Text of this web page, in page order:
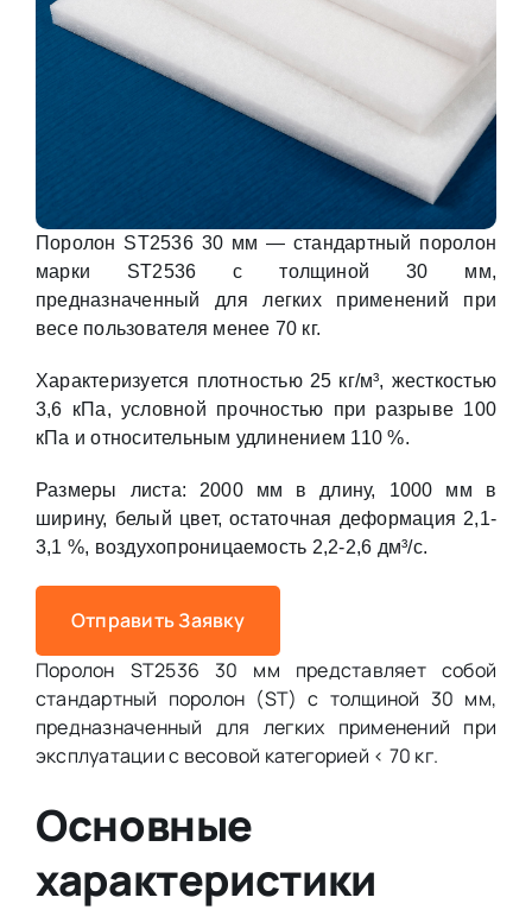
Поролон ST2536 30 мм — стандартный поролон
марки ST2536 с толщиной 30 мм,
предназначенный для легких применений при
весе пользователя менее 70 кг.
Характеризуется плотностью 25 кг/м³, жесткостью
3,6 кПа, условной прочностью при разрыве 100
кПа и относительным удлинением 110 %.
Размеры листа: 2000 мм в длину, 1000 мм в
ширину, белый цвет, остаточная деформация 2,1-
3,1 %, воздухопроницаемость 2,2-2,6 дм³/с.
Отправить Заявку
Поролон ST2536 30 мм представляет собой
стандартный поролон (ST) с толщиной 30 мм,
предназначенный для легких применений при
эксплуатации с весовой категорией < 70 кг.
Основные
характеристики